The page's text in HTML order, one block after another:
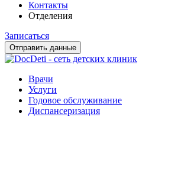
Контакты
Отделения
Записаться
Отправить данные
Врачи
Услуги
Годовое обслуживание
Диспансеризация